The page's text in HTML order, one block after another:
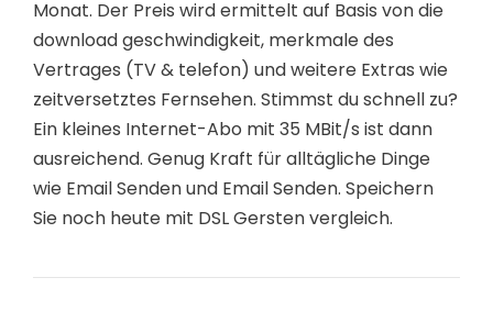
Monat. Der Preis wird ermittelt auf Basis von die
download geschwindigkeit, merkmale des
Vertrages (TV & telefon) und weitere Extras wie
zeitversetztes Fernsehen. Stimmst du schnell zu?
Ein kleines Internet-Abo mit 35 MBit/s ist dann
ausreichend. Genug Kraft für alltägliche Dinge
wie Email Senden und Email Senden. Speichern
Sie noch heute mit DSL Gersten vergleich.